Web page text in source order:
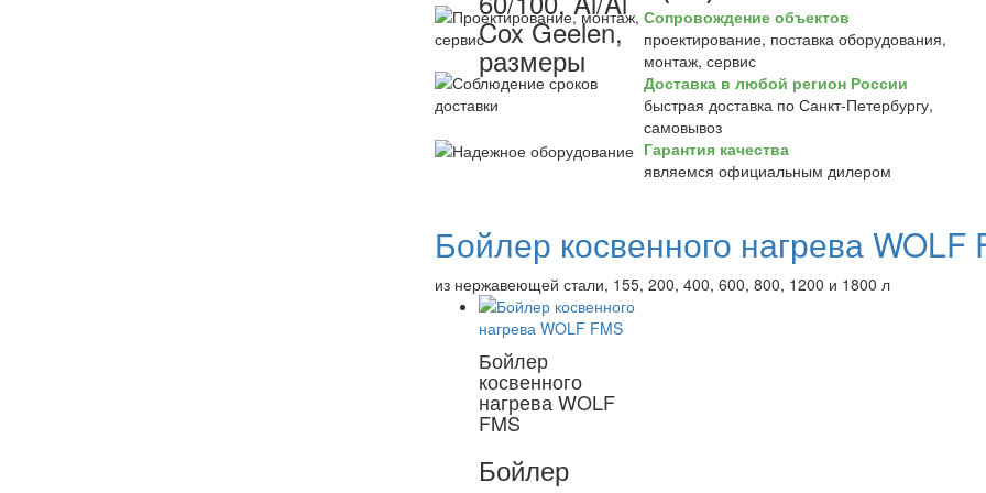
Cox Geelen,
размеры
Сопровождение объектов
проектирование, поставка оборудования,
монтаж, сервис
Доставка в любой регион России
быстрая доставка по Санкт-Петербургу,
самовывоз
Гарантия качества
являемся официальным дилером
Бойлер косвенного нагрева WOLF
из нержавеющей стали, 155, 200, 400, 600, 800, 1200 и 1800 л
Бойлер
косвенного
нагрева WOLF
FMS
Бойлер